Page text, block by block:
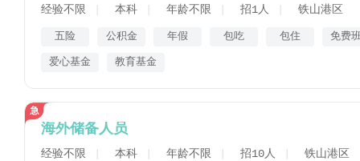
经验不限 本科 年龄不限 招1人 铁山港区
五险 公积金 年假 包吃 包住 免费
爱心基金 教育基金
海外储备人员
经验不限 本科 年龄不限 招10人 铁山港区